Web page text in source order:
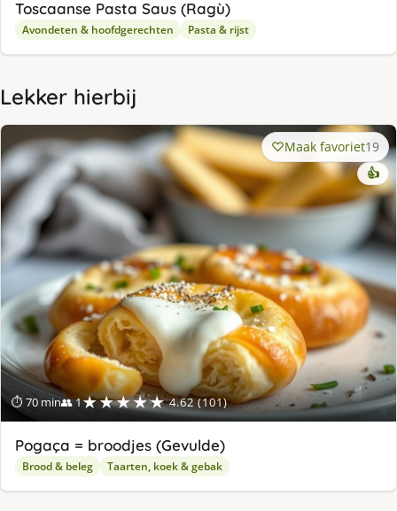
Toscaanse Pasta Saus (Ragù)
Avondeten & hoofdgerechten Pasta & rijst
Lekker hierbij
⏱ 70 min👥 1★★★★★ 4.62 (101)
Maak favoriet19
👍
Pogaça = broodjes (Gevulde)
Brood & beleg Taarten, koek & gebak